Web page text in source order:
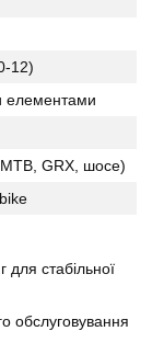
12)
елементами
GRX, шосе)
стабільної
обслуговування